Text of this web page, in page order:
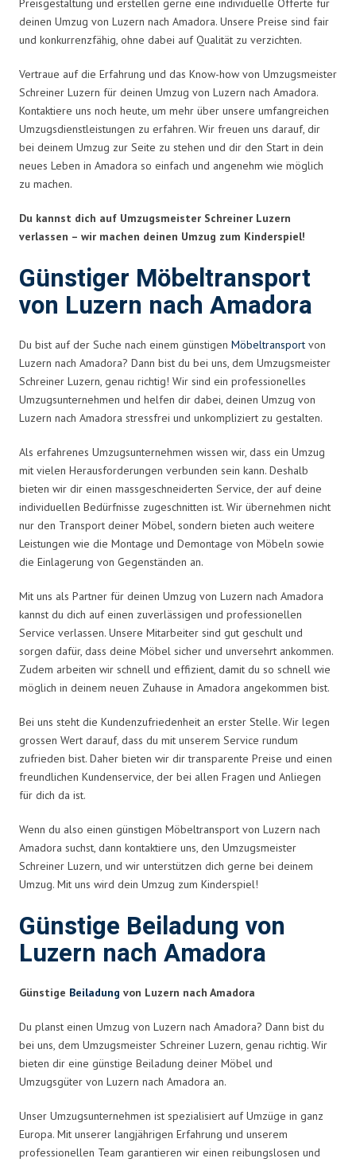
Preisgestaltung und erstellen gerne eine individuelle Offerte für
deinen Umzug von Luzern nach Amadora. Unsere Preise sind fair
und konkurrenzfähig, ohne dabei auf Qualität zu verzichten.
Vertraue auf die Erfahrung und das Know-how von Umzugsmeister
Schreiner Luzern für deinen Umzug von Luzern nach Amadora.
Kontaktiere uns noch heute, um mehr über unsere umfangreichen
Umzugsdienstleistungen zu erfahren. Wir freuen uns darauf, dir
bei deinem Umzug zur Seite zu stehen und dir den Start in dein
neues Leben in Amadora so einfach und angenehm wie möglich
zu machen.
Du kannst dich auf Umzugsmeister Schreiner Luzern
verlassen – wir machen deinen Umzug zum Kinderspiel!
Günstiger Möbeltransport
von Luzern nach Amadora
Du bist auf der Suche nach einem günstigen Möbeltransport von
Luzern nach Amadora? Dann bist du bei uns, dem Umzugsmeister
Schreiner Luzern, genau richtig! Wir sind ein professionelles
Umzugsunternehmen und helfen dir dabei, deinen Umzug von
Luzern nach Amadora stressfrei und unkompliziert zu gestalten.
Als erfahrenes Umzugsunternehmen wissen wir, dass ein Umzug
mit vielen Herausforderungen verbunden sein kann. Deshalb
bieten wir dir einen massgeschneiderten Service, der auf deine
individuellen Bedürfnisse zugeschnitten ist. Wir übernehmen nicht
nur den Transport deiner Möbel, sondern bieten auch weitere
Leistungen wie die Montage und Demontage von Möbeln sowie
die Einlagerung von Gegenständen an.
Mit uns als Partner für deinen Umzug von Luzern nach Amadora
kannst du dich auf einen zuverlässigen und professionellen
Service verlassen. Unsere Mitarbeiter sind gut geschult und
sorgen dafür, dass deine Möbel sicher und unversehrt ankommen.
Zudem arbeiten wir schnell und effizient, damit du so schnell wie
möglich in deinem neuen Zuhause in Amadora angekommen bist.
Bei uns steht die Kundenzufriedenheit an erster Stelle. Wir legen
grossen Wert darauf, dass du mit unserem Service rundum
zufrieden bist. Daher bieten wir dir transparente Preise und einen
freundlichen Kundenservice, der bei allen Fragen und Anliegen
für dich da ist.
Wenn du also einen günstigen Möbeltransport von Luzern nach
Amadora suchst, dann kontaktiere uns, den Umzugsmeister
Schreiner Luzern, und wir unterstützen dich gerne bei deinem
Umzug. Mit uns wird dein Umzug zum Kinderspiel!
Günstige Beiladung von
Luzern nach Amadora
Günstige Beiladung von Luzern nach Amadora
Du planst einen Umzug von Luzern nach Amadora? Dann bist du
bei uns, dem Umzugsmeister Schreiner Luzern, genau richtig. Wir
bieten dir eine günstige Beiladung deiner Möbel und
Umzugsgüter von Luzern nach Amadora an.
Unser Umzugsunternehmen ist spezialisiert auf Umzüge in ganz
Europa. Mit unserer langjährigen Erfahrung und unserem
professionellen Team garantieren wir einen reibungslosen und